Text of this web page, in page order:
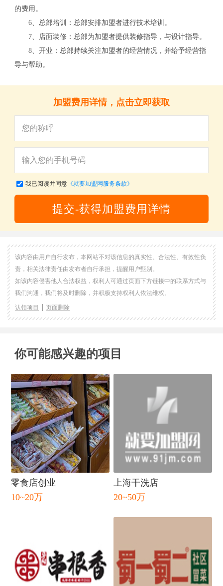
的费用。
6、总部培训：总部安排加盟者进行技术培训。
7、店面装修：总部为加盟者提供装修指导，与设计指导。
8、开业：总部持续关注加盟者的经营情况，并给予经营指
导与帮助。
加盟费用详情，点击立即获取
我已阅读并同意《就要加盟网服务条款》
提交-获得加盟费用详情
该内容由用户自行发布，本网站不对该信息的真实性、合法性、有效性负
责，相关法律责任由发布者自行承担，提醒用户甄别。
如该内容侵害他人合法权益，权利人可通过页面下方链接中的联系方式与
我们沟通，我们将及时删除，并积极支持权利人依法维权。
认领项目 页面删除
你可能感兴趣的项目
零食店创业
10~20万
上海干洗店
20~50万